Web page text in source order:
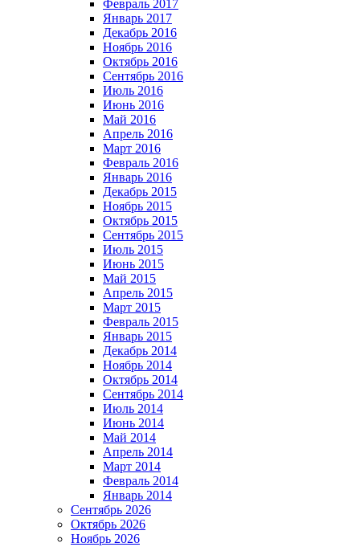
Февраль 2017
Январь 2017
Декабрь 2016
Ноябрь 2016
Октябрь 2016
Сентябрь 2016
Июль 2016
Июнь 2016
Май 2016
Апрель 2016
Март 2016
Февраль 2016
Январь 2016
Декабрь 2015
Ноябрь 2015
Октябрь 2015
Сентябрь 2015
Июль 2015
Июнь 2015
Май 2015
Апрель 2015
Март 2015
Февраль 2015
Январь 2015
Декабрь 2014
Ноябрь 2014
Октябрь 2014
Сентябрь 2014
Июль 2014
Июнь 2014
Май 2014
Апрель 2014
Март 2014
Февраль 2014
Январь 2014
Сентябрь 2026
Октябрь 2026
Ноябрь 2026